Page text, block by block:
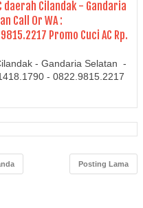
daerah Cilandak - Gandaria
Call Or WA :
Promo Cuci AC Rp.
- Gandaria Selatan -
- 0822.9815.2217
Posting Lama